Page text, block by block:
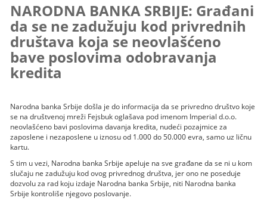
NARODNA BANKA SRBIJE: Građani
da se ne zadužuju kod privrednih
društava koja se neovlašćeno
bave poslovima odobravanja
kredita
Narodna banka Srbije došla je do informacija da se privredno društvo koje
se na društvenoj mreži Fejsbuk oglašava pod imenom Imperial d.o.o.
neovlašćeno bavi poslovima davanja kredita, nudeći pozajmice za
zaposlene i nezaposlene u iznosu od 1.000 do 50.000 evra, samo uz ličnu
kartu.
S tim u vezi, Narodna banka Srbije apeluje na sve građane da se ni u kom
slučaju ne zadužuju kod ovog privrednog društva, jer ono ne poseduje
dozvolu za rad koju izdaje Narodna banka Srbije, niti Narodna banka
Srbije kontroliše njegovo poslovanje.